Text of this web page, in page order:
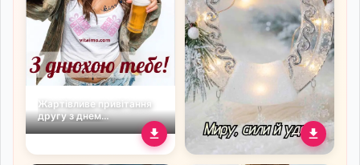
Жартівливе привітання
другу з днем
народження